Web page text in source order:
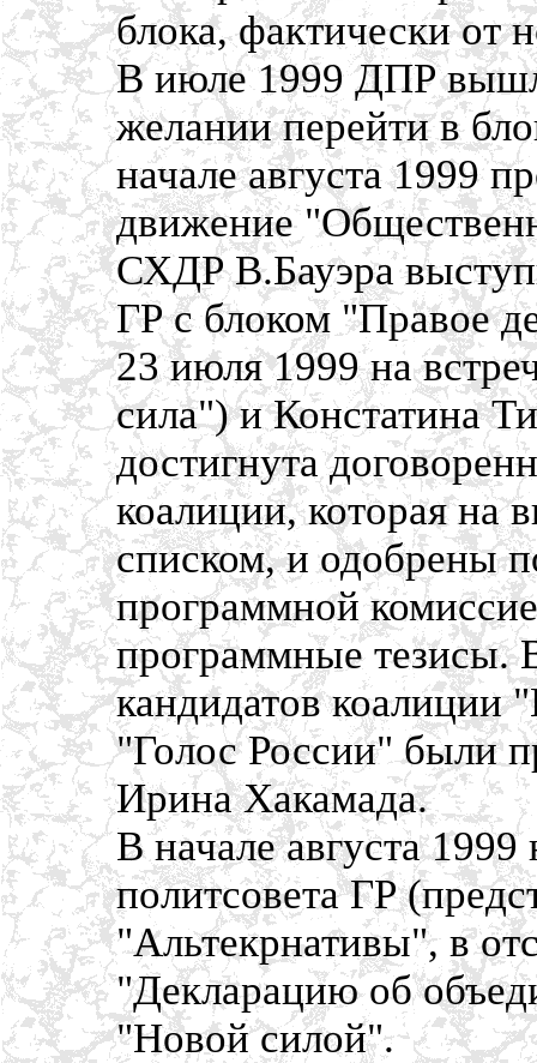
блока, фактически от
В июле 1999 ДПР
желании перейти в
начале августа 1999
движение
СХДР В.Бауэра
ГР с блоком "Правое
23 июля 1999 на
сила") и Констатина
достигнута
коалиции, которая на
списком, и одобрены
программной
программные тезисы.
кандидатов коалиции
"Голос России" были
Ирина Хакамада.
В начале августа
политсовета ГР
"Альтекрнативы", в
"Декларацию об
"Новой силой".